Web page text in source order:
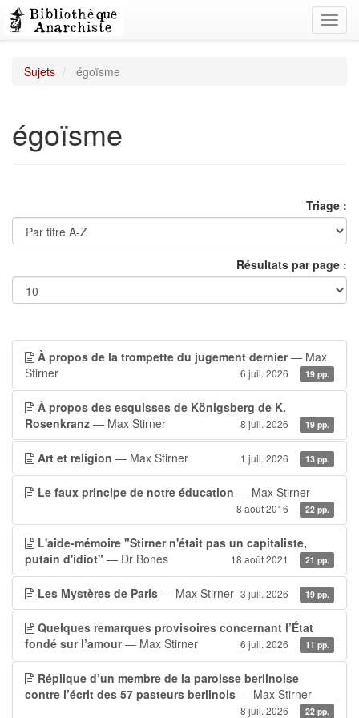
Sujets égoïsme
égoïsme
Triage :
Résultats par page :
À propos de la trompette du jugement dernier— Max
Stirner
6 juil. 2026 19 pp.
À propos des esquisses de Königsberg de K.
Rosenkranz — Max Stirner 8 juil. 2026 19 pp.
Art et religion — Max Stirner 1 juil. 2026 13 pp.
Le faux principe de notre éducation — Max Stirner
8 août 2016 22 pp.
L'aide-mémoire "Stirner n'était pas un capitaliste,
putain d'idiot" — Dr Bones 18 août 2021 21 pp.
Les Mystères de Paris — Max Stirner 3 juil. 2026 19 pp.
Quelques remarques provisoires concernant l’État
fondé sur l’amour— Max Stirner 6 juil. 2026 11 pp.
Réplique d’un membre de la paroisse berlinoise
contre l’écrit des 57 pasteurs berlinois — Max Stirner
8 juil. 2026 22 pp.